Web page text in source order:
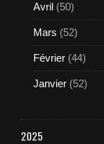
Avril (50)
Mars (52)
Février (44)
Janvier (52)
2025